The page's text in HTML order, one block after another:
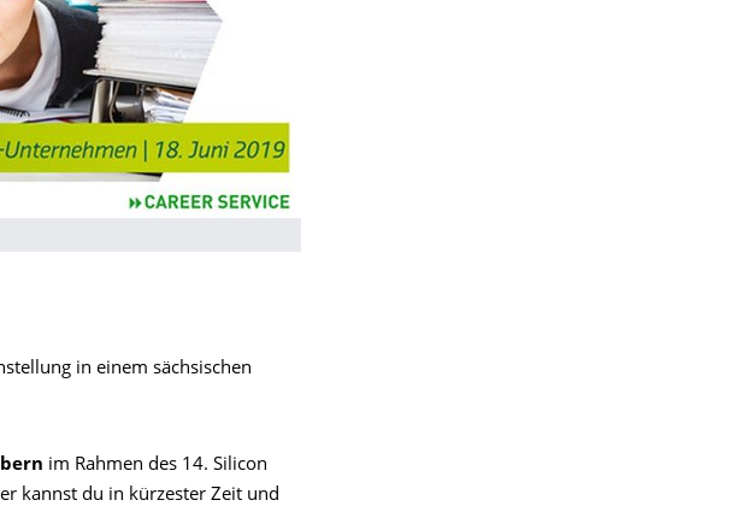
in einem sächsischen
im Rahmen des 14. Silicon
kannst du in kürzester Zeit und